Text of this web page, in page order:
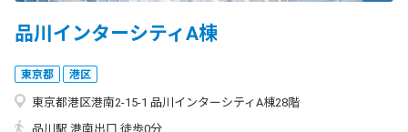
品川インターシティA棟
東京都 港区
東京都港区港南2-15-1 品川インターシティA棟28階
品川駅 港南出口 徒歩0分